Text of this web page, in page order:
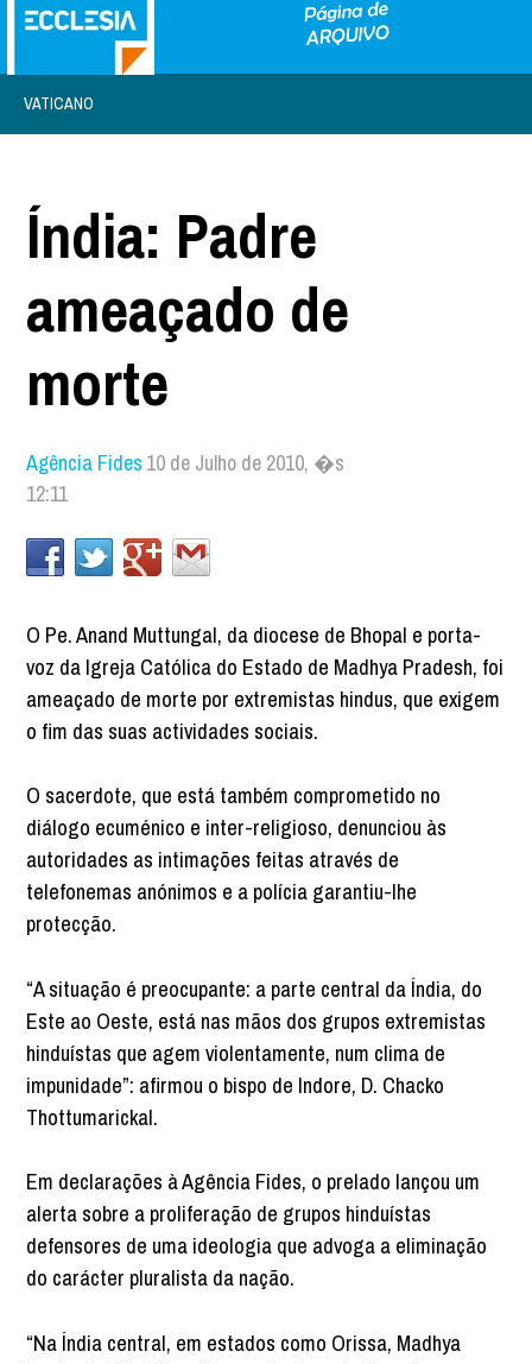
VATICANO
Índia: Padre
ameaçado de
morte
Agência Fides 10 de Julho de 2010, �s
12:11
O Pe. Anand Muttungal, da diocese de Bhopal e porta-
voz da Igreja Católica do Estado de Madhya Pradesh, foi
ameaçado de morte por extremistas hindus, que exigem
o fim das suas actividades sociais.
O sacerdote, que está também comprometido no
diálogo ecuménico e inter-religioso, denunciou às
autoridades as intimações feitas através de
telefonemas anónimos e a polícia garantiu-lhe
protecção.
“A situação é preocupante: a parte central da Índia, do
Este ao Oeste, está nas mãos dos grupos extremistas
hinduístas que agem violentamente, num clima de
impunidade”: afirmou o bispo de Indore, D. Chacko
Thottumarickal.
Em declarações à Agência Fides, o prelado lançou um
alerta sobre a proliferação de grupos hinduístas
defensores de uma ideologia que advoga a eliminação
do carácter pluralista da nação.
“Na Índia central, em estados como Orissa, Madhya